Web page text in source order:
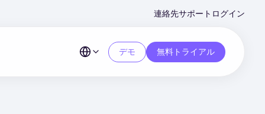
Menu
連絡先サポート ログイン
デモ 無料トライアル